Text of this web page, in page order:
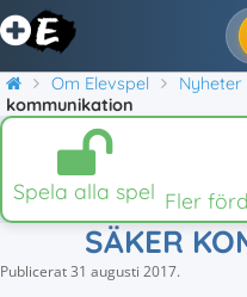
Om Elevspel Nyheter
kommunikation
Spela alla spel Fler
SÄKER
Publicerat31 augusti 2017.